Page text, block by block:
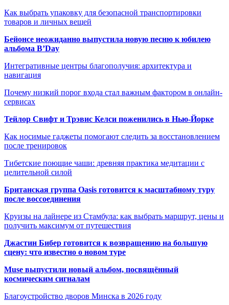
Как выбрать упаковку для безопасной транспортировки
товаров и личных вещей
Бейонсе неожиданно выпустила новую песню к юбилею
альбома B’Day
Интегративные центры благополучия: архитектура и
навигация
Почему низкий порог входа стал важным фактором в онлайн-
сервисах
Тейлор Свифт и Трэвис Келси поженились в Нью-Йорке
Как носимые гаджеты помогают следить за восстановлением
после тренировок
Тибетские поющие чаши: древняя практика медитации с
целительной силой
Британская группа Oasis готовится к масштабному туру
после воссоединения
Круизы на лайнере из Стамбула: как выбрать маршрут, цены и
получить максимум от путешествия
Джастин Бибер готовится к возвращению на большую
сцену: что известно о новом туре
Muse выпустили новый альбом, посвящённый
космическим сигналам
Благоустройство дворов Минска в 2026 году